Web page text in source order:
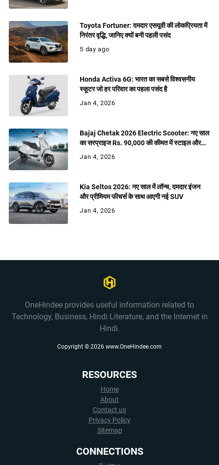
Toyota Fortuner: दमदार एसयूवी की लोकप्रियता में
निरंतर वृद्धि, जानिए क्यों बनी पहली पसंद
5 day ago
Honda Activa 6G: भारत का सबसे विश्वसनीय
स्कूटर जो हर परिवार का पहला पसंद है
Jan 4, 2026
Bajaj Chetak 2026 Electric Scooter: नए साल
का सरप्राइज Rs. 90,000 की कीमत में स्टाइल और
शक्ति
Jan 4, 2026
Kia Seltos 2026: नए साल में लॉन्च, दमदार इंजन
और प्रीमियम फीचर्स के साथ आएगी नई SUV
Jan 4, 2026
OneHindee provides useful information related to
Technology, Business, Hindi Literature, and the Internet in
Hindi.
Copyright © 2026 www.OneHindee.com
RESOURCES
Home
About
Contact us
Privacy Policy
Sitemap
CONNECTIONS